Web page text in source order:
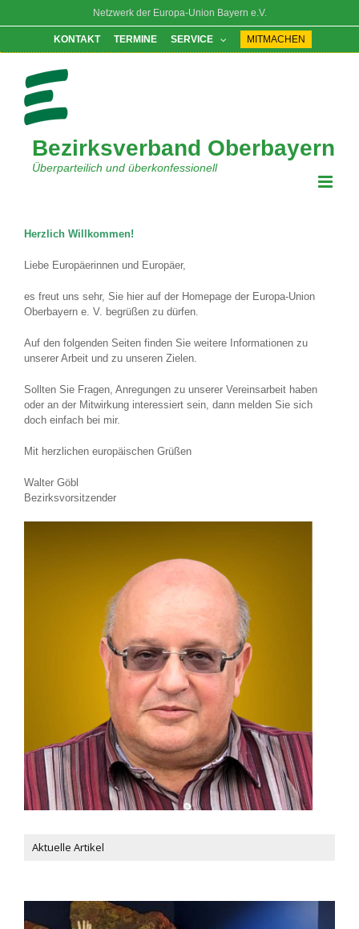
Netzwerk der Europa-Union Bayern e.V.
KONTAKT TERMINE SERVICE MITMACHEN
Bezirksverband Oberbayern
Überparteilich und überkonfessionell
Herzlich Willkommen!
Liebe Europäerinnen und Europäer,
es freut uns sehr, Sie hier auf der Homepage der Europa-Union
Oberbayern e. V. begrüßen zu dürfen.
Auf den folgenden Seiten finden Sie weitere Informationen zu
unserer Arbeit und zu unseren Zielen.
Sollten Sie Fragen, Anregungen zu unserer Vereinsarbeit haben
oder an der Mitwirkung interessiert sein, dann melden Sie sich
doch einfach bei mir.
Mit herzlichen europäischen Grüßen
Walter Göbl
Bezirksvorsitzender
Aktuelle Artikel